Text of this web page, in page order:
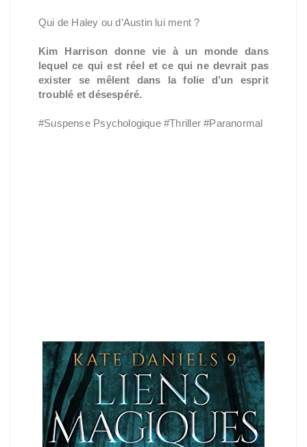
Qui de Haley ou d’Austin lui ment ?
Kim Harrison donne vie à un monde dans
lequel ce qui est réel et ce qui ne devrait pas
exister se mêlent dans la folie d’un esprit
troublé et désespéré.
#Suspense Psychologique #Thriller #Paranormal